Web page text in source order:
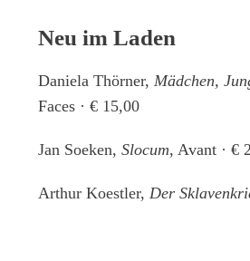
Neu im Laden
Daniela Thörner,Mädchen,
Faces · € 15,00
Jan Soeken,Slocum, Avant · €
Arthur Koestler,Der